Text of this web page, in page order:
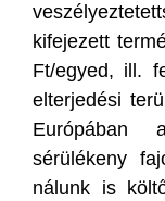
kifejezett
Ft/egyed, ill.
elterjedési
Európában
sérülékeny
nálunk is